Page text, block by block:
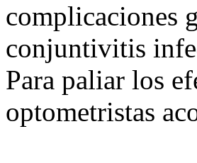
complicaciones
conjuntivitis
Para paliar los
optometristas